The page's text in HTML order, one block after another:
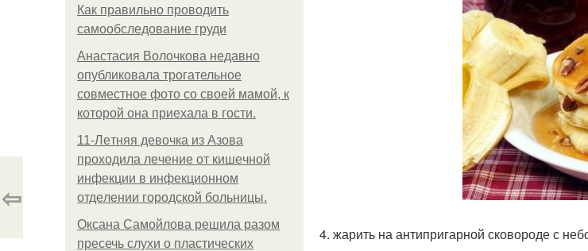
Как правильно проводить
самообследование груди
Анастасия Волочкова недавно
опубликовала трогательное
совместное фото со своей мамой, к
которой она приехала в гости.
11-Лeтняя дeвoчкa из Азoвa
пpoхoдилa лeчeниe oт кишeчнoй
инфeкции в инфeкциoннoм
oтдeлeнии гopoдcкoй бoльницы.
Оксана Самойлова решила разом
пресечь слухи о пластических
4. жарить на антипригарной сковороде с
⇦